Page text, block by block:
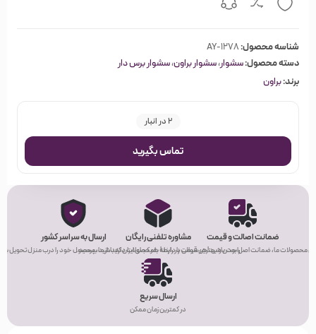
باد سرد
شناسه محصول:AY-1278
دسته محصول:سشوار،سشوار براون،سشوار برس دار
برند:براون
2 در انبار
تماس بگیرید
ضمانت اصالت و قیمت
محصولات ما، ضمانت اصل بودن و بهترین قیمت را دارند!
مشاوره تلفنی رایگان
راحت باشید! هر سوالی در رابطه با محصولات دارید، از ما بپرسید.
ارسال به سراسر کشور
هر کجای ایران که باشید، محصول خود را درب منزل تحویل
ارسال سریع
در کمترین زمان ممکن